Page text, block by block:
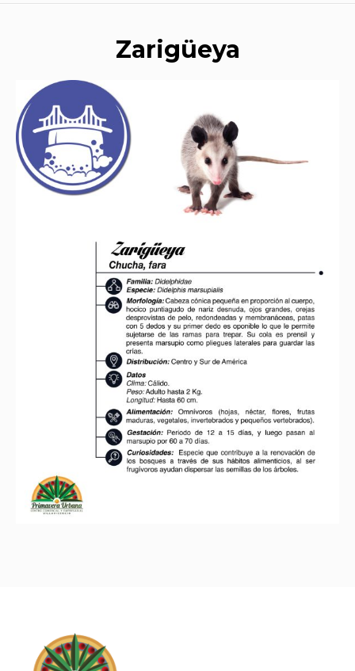
Zarigüeya